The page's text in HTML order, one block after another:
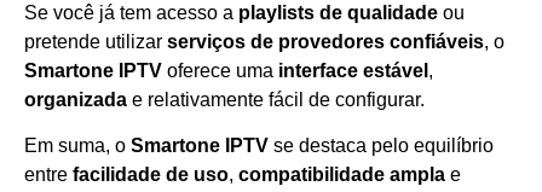
Se você já tem acesso a playlists de qualidade ou
pretende utilizar serviços de provedores confiáveis, o
Smartone IPTV oferece uma interface estável ,
organizada e relativamente fácil de configurar.
Em suma, o Smartone IPTV se destaca pelo equilíbrio
entre facilidade de uso, compatibilidade ampla e